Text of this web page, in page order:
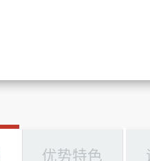
优势特色